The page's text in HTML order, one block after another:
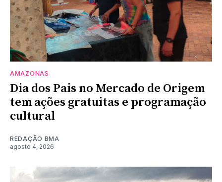
AMAZONAS
Dia dos Pais no Mercado de Origem
tem ações gratuitas e programação
cultural
REDAÇÃO BMA
agosto 4, 2026